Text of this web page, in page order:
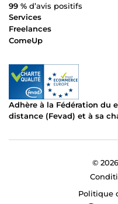
99 % d’avis positifs
Services
Freelances
ComeUp
Adhère à la Fédération du
distance (Fevad) et à sa
©
Politique